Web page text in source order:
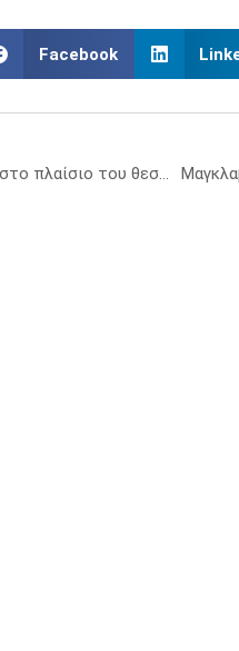
Facebook
Η DEMO υποδέχθηκε νέους επιστήμονες στο πλαίσιο του θεσμού Business Days 2025